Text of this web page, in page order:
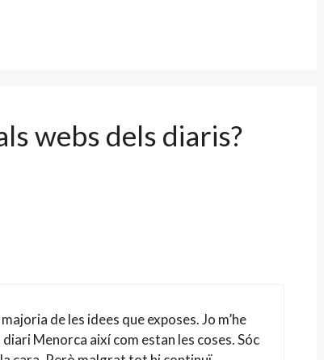
webs dels diaris?
de les idees que exposes. Jo m’he
Menorca així com estan les coses. Sóc